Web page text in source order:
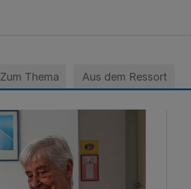
Zum Thema Aus dem Ressort